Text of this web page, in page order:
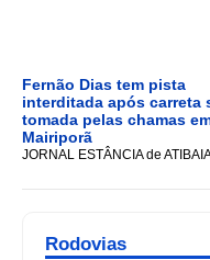
Fernão Dias tem pista
interditada após carreta
tomada pelas chamas
Mairiporã
JORNAL ESTÂNCIA de
Rodovias